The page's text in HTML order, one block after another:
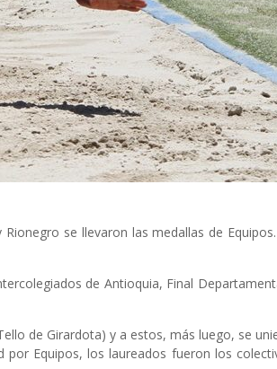
se llevaron las medallas de
de Antioquia, Final
de Girardota) y a estos, más luego, se
Equipos, los laureados fueron los